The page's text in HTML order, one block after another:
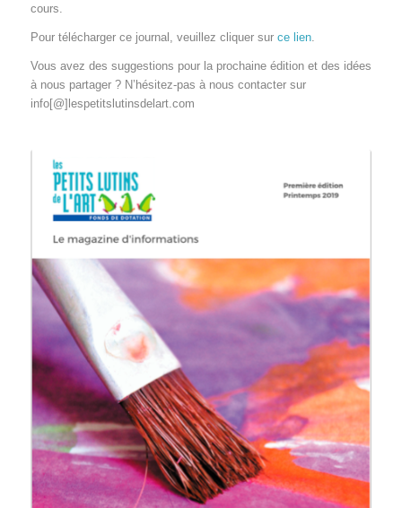
cours.
Pour télécharger ce journal, veuillez cliquer sur ce lien.
Vous avez des suggestions pour la prochaine édition et des idées
à nous partager ? N’hésitez-pas à nous contacter sur
info[@]lespetitslutinsdelart.com